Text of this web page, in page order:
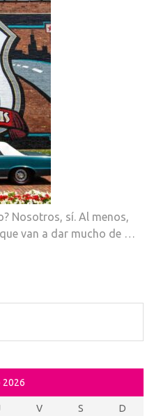
Nosotros, sí. Al menos,
van a dar mucho de …
2026
V S D